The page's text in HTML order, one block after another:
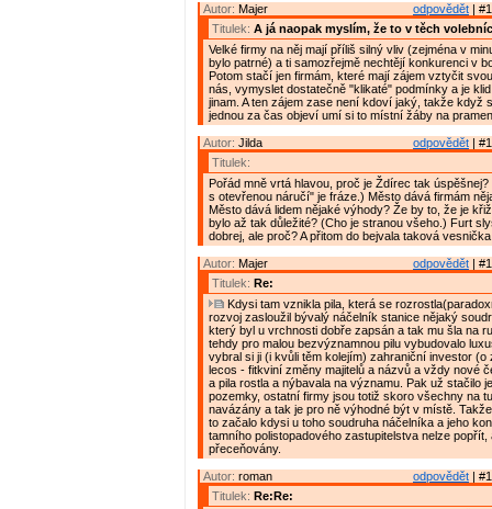
odpovědět |
Autor: Majer
Titulek: A já naopak myslím, že to v těch
Velké firmy na něj mají příliš silný vliv (zejména v
bylo patrné) a ti samozřejmě nechtějí konkurenci v
Potom stačí jen firmám, které mají zájem vztyčit
nás, vymyslet dostatečně "klikaté" podmínky a je
jinam. A ten zájem zase není kdoví jaký, takže když
jednou za čas objeví umí si to místní žáby na
odpovědět |
Autor: Jilda
Titulek:
Pořád mně vrtá hlavou, proč je Ždírec tak
s otevřenou náručí" je fráze.) Město dává firmám
Město dává lidem nějaké výhody? Že by to, že je
bylo až tak důležité? (Cho je stranou všeho.) Furt
dobrej, ale proč? A přitom do bejvala taková
odpovědět |
Autor: Majer
Titulek: Re:
Kdysi tam vznikla pila, která se
rozvoj zasloužil bývalý náčelník stanice nějaký
který byl u vrchnosti dobře zapsán a tak mu šla na
tehdy pro malou bezvýznamnou pilu vybudovalo
vybral si ji (i kvůli těm kolejím) zahraniční investor (o
lecos - fitkviní změny majitelů a názvů a vždy nové
a pila rostla a nýbavala na významu. Pak už stačilo
pozemky, ostatní firmy jsou totiž skoro všechny na
navázány a tak je pro ně výhodné být v místě.
to začalo kdysi u toho soudruha náčelníka a jeho
tamního polistopadového zastupitelstva nelze popřít,
přeceňovány.
odpovědět |
Autor: roman
Titulek: Re:Re: